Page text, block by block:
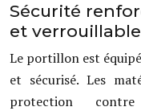
Sécurité
et verrouillable
Le portillon est
et sécurisé. Les
protection